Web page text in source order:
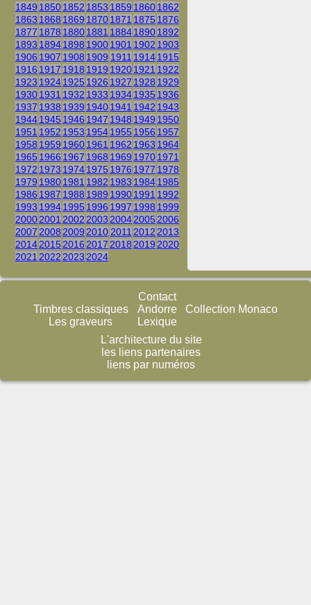
1849 18501852 1853 1859 18601862
1863 1868 1869 18701871 1875 1876
1877 1878 18801881 188418901892
1893 18941898 19001901 1902 1903
1906 1907 1908 1909 1911 19141915
1916 1917 1918 1919 19201921 1922
1923 19241925 1926 1927 1928 1929
19301931 1932 1933 19341935 1936
1937 1938 1939 19401941 1942 1943
19441945 1946 1947 1948 1949 1950
1951 1952 1953 19541955 1956 1957
1958 1959 19601961 1962 1963 1964
1965 1966 1967 1968 1969 19701971
1972 1973 19741975 1976 1977 1978
1979 19801981 1982 1983 19841985
1986 1987 1988 1989 19901991 1992
1993 19941995 1996 1997 1998 1999
20002001 2002 2003 20042005 2006
2007 2008 2009 2010 2011 2012 2013
20142015 2016 2017 2018 2019 2020
2021 2022 2023 2024
Timbres classiques
Les graveurs
Contact
Andorre
Lexique
Collection Monaco
L'architecture du site
les liens partenaires
liens par numéros